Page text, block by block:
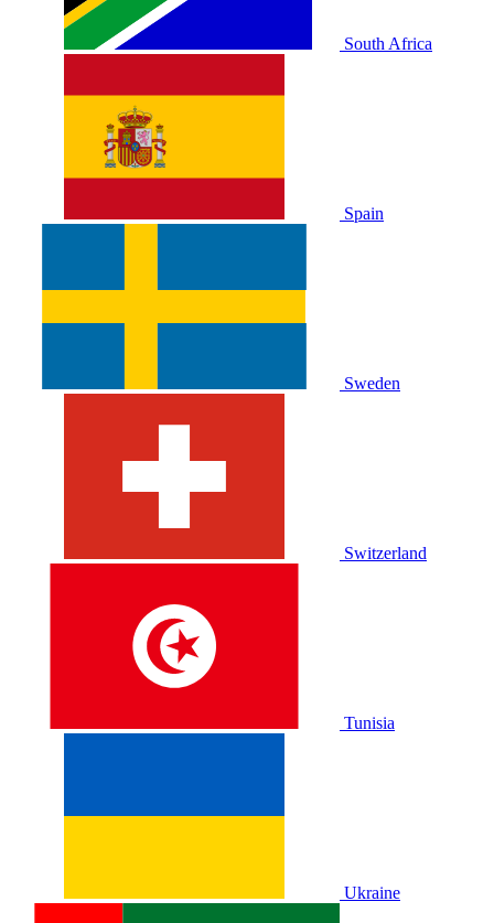
South Africa
Spain
Sweden
Switzerland
Tunisia
Ukraine